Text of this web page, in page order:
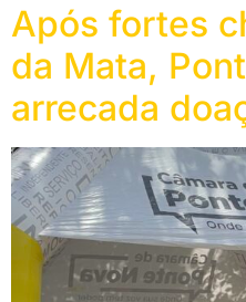
Após fortes
da Mata,
arrecada